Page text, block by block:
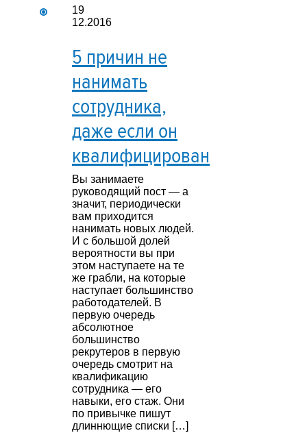
19
12.2016
5 причин не
нанимать
сотрудника,
даже если он
квалифицирован
Вы занимаете
руководящий пост — а
значит, периодически
вам приходится
нанимать новых людей.
И с большой долей
вероятности вы при
этом наступаете на те
же грабли, на которые
наступает большинство
работодателей. В
первую очередь
абсолютное
большинство
рекрутеров в первую
очередь смотрит на
квалификацию
сотрудника — его
навыки, его стаж. Они
по привычке пишут
длиннющие списки […]